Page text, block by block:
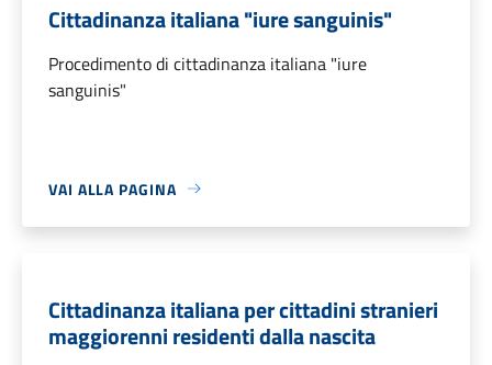
Cittadinanza italiana "iure sanguinis"
Procedimento di cittadinanza italiana "iure
sanguinis"
VAI ALLA PAGINA
Cittadinanza italiana per cittadini stranieri
maggiorenni residenti dalla nascita